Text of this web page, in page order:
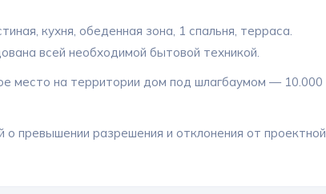
кухня, обеденная зона, 1 спальня, терраса.
всей необходимой бытовой техникой.
место на территории дом под шлагбаумом — 10.000
превышении разрешения и отклонения от проектной